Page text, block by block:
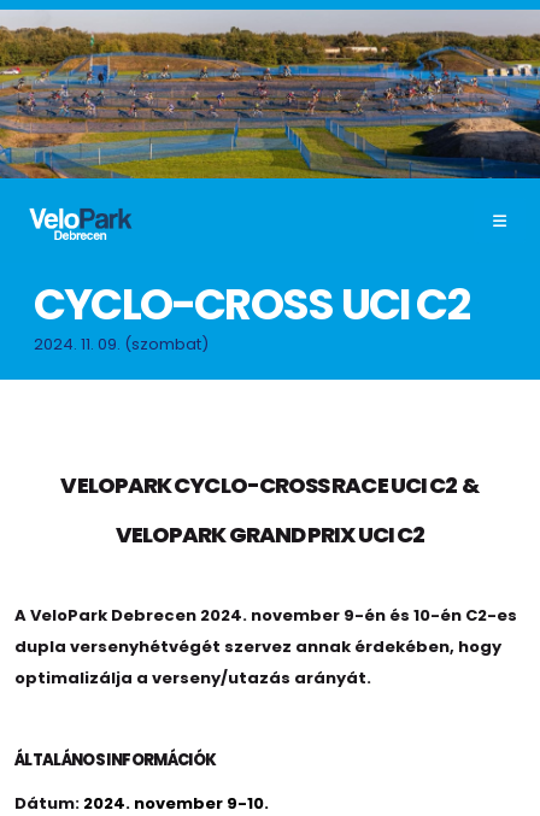
CYCLO-CROSS UCI C2
2024. 11. 09. (szombat)
VELOPARK CYCLO-CROSS RACE UCI C2 &
VELOPARK GRAND PRIX UCI C2
A VeloPark Debrecen 2024. november 9-én és 10-én C2-es
dupla versenyhétvégét szervez annak érdekében, hogy
optimalizálja a verseny/utazás arányát.
ÁLTALÁNOS INFORMÁCIÓK
Dátum: 2024. november 9-10.